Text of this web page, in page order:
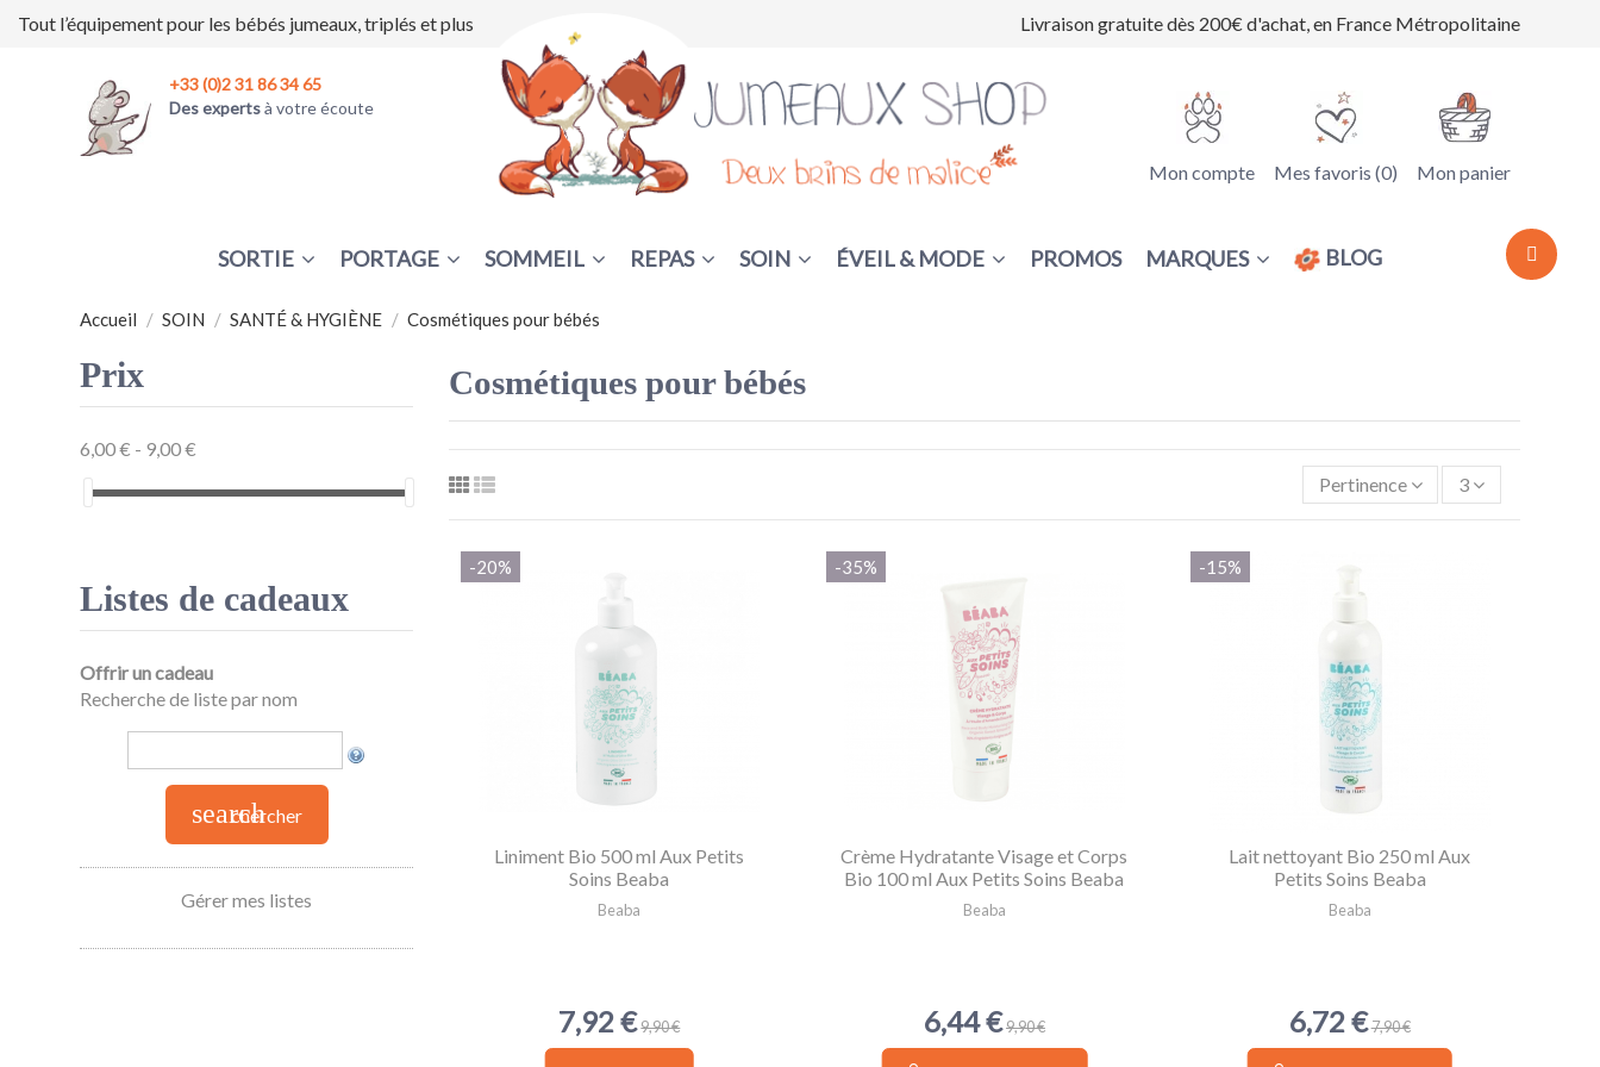
Tout l’équipement pour les bébés jumeaux, triplés et plus Livraison gratuite dès 200€ d'achat, en France Métropolitaine
Mon compte Mes favoris (0) Mon panier
+33 (0)2 31 86 34 65
Des expertsà votre écoute
SORTIE PORTAGE SOMMEIL REPAS SOIN ÉVEIL & MODE PROMOS MARQUES BLOG
Accueil SOIN SANTÉ & HYGIÈNE Cosmétiques pour bébés
Cosmétiques pour bébés
Pertinence 3
-20%
Liniment Bio 500 ml Aux Petits
Soins Beaba
Beaba
7,92 €9,90 €
-35%
Crème Hydratante Visage et Corps
Bio 100 ml Aux Petits Soins Beaba
Beaba
6,44 €9,90 €
-15%
Lait nettoyant Bio 250 ml Aux
Petits Soins Beaba
Beaba
6,72 €7,90 €
Prix
6,00 € - 9,00 €
Listes de cadeaux
Offrir un cadeau
Recherche de liste par nom
searchchercher
Gérer mes listes